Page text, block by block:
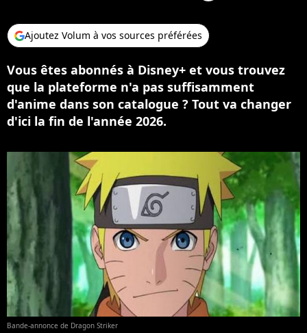
Ajoutez Volum à vos sources préférées
Vous êtes abonnés à Disney+ et vous trouvez
que la plateforme n'a pas suffisamment
d'anime dans son catalogue ? Tout va changer
d'ici la fin de l'année 2026.
Bande-annonce de Dragon Striker